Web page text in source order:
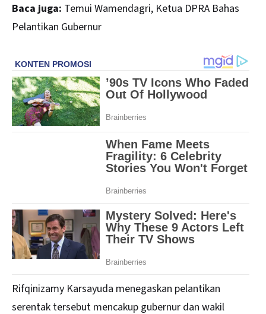
Baca juga: Temui Wamendagri, Ketua DPRA Bahas
Pelantikan Gubernur
Rifqinizamy Karsayuda menegaskan pelantikan
serentak tersebut mencakup gubernur dan wakil